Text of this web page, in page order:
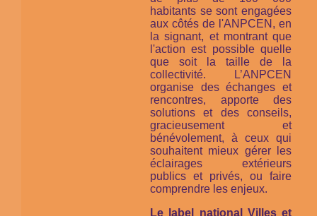
habitants se sont engagées
aux côtés de l'ANPCEN, en
la signant, et montrant que
l'action est possible quelle
que soit la taille de la
collectivité. L’ANPCEN
organise des échanges et
rencontres, apporte des
solutions et des conseils,
gracieusement et
bénévolement, à ceux qui
souhaitent mieux gérer les
éclairages extérieurs
publics et privés, ou faire
comprendre les enjeux.
Le label national Villes et